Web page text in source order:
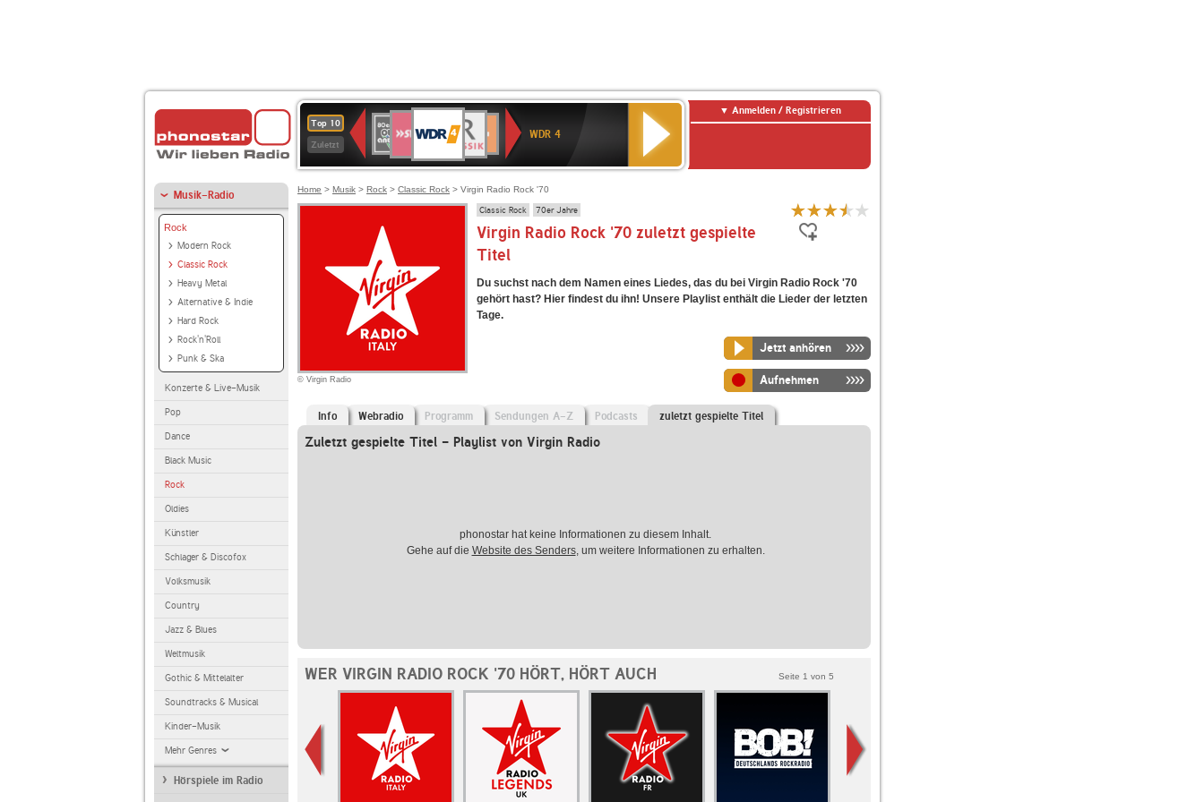
Top 10
Zuletzt
Deutschlandfunk
80er
90er
OLDIE
ANTENNE
4
KLASSIK
Deutschlandfunk
Kultur
Kultur
2
WDR 4
Anmelden / Registrieren
Musik-Radio
Rock
Modern Rock
Classic Rock
Heavy Metal
Alternative & Indie
Hard Rock
Rock'n'Roll
Punk & Ska
Konzerte & Live-Musik
Pop
Dance
Black Music
Rock
Oldies
Künstler
Schlager & Discofox
Volksmusik
Country
Jazz & Blues
Weltmusik
Gothic & Mittelalter
Soundtracks & Musical
Kinder-Musik
Mehr Genres
Hörspiele im Radio
Home > Musik > Rock > Classic Rock > Virgin Radio Rock '70
© Virgin Radio
Classic Rock 70er Jahre
Virgin Radio Rock '70 zuletzt gespielte
Titel
Du suchst nach dem Namen eines Liedes, das du bei Virgin Radio Rock '70
gehört hast? Hier findest du ihn! Unsere Playlist enthält die Lieder der letzten
Tage.
Jetzt anhören
Aufnehmen
Info Webradio Programm Sendungen A-Z Podcasts zuletzt gespielte Titel
Zuletzt gespielte Titel - Playlist von Virgin Radio
phonostar hat keine Informationen zu diesem Inhalt.
Gehe auf die Website des Senders, um weitere Informationen zu erhalten.
WER VIRGIN RADIO ROCK '70 HÖRT, HÖRT AUCH Seite 1 von 5